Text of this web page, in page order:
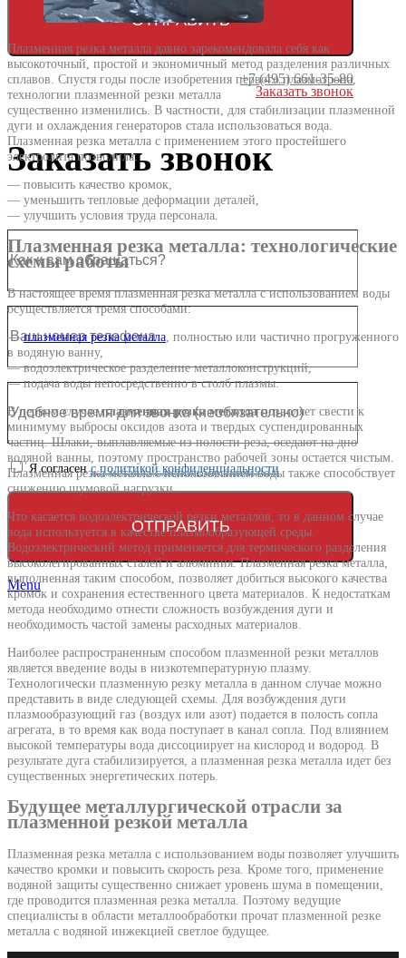
+7 (495) 661-35-80
Заказать звонок
Заказать звонок
Я согласенс политикой конфиденциальности
Menu
Плазменная резка металла давно зарекомендовала себя как
высокоточный, простой и экономичный метод разделения различных
сплавов. Спустя годы после изобретения первого плазмотрона,
технологии плазменной резки металла
существенно изменились. В частности, для стабилизации плазменной
дуги и охлаждения генераторов стала использоваться вода.
Плазменная резка металла с применением этого простейшего
электролита позволила:
— повысить качество кромок,
— уменьшить тепловые деформации деталей,
— улучшить условия труда персонала.
Плазменная резка металла: технологические
схемы работы
В настоящее время плазменная резка металла с использованием воды
осуществляется тремя способами:
—плазменная резка металла , полностью или частично прогруженного
в водяную ванну,
— водоэлектрическое разделение металлоконструкций,
— подача воды непосредственно в столб плазмы.
В первом случаеплазменная резка металлапозволяет свести к
минимуму выбросы оксидов азота и твердых суспендированных
частиц. Шлаки, выплавляемые из полости реза, оседают на дно
водяной ванны, поэтому пространство рабочей зоны остается чистым.
Плазменная резка металла с использованием воды также способствует
снижению шумовой нагрузки.
Что касается водоэлектрической резки металлов, то в данном случае
вода используется в качестве плазмообразующей среды.
Водоэлектрический метод применяется для термического разделения
высоколегированных сталей и алюминия. Плазменная резка металла,
выполненная таким способом, позволяет добиться высокого качества
кромок и сохранения естественного цвета материалов. К недостаткам
метода необходимо отнести сложность возбуждения дуги и
необходимость частой замены расходных материалов.
Наиболее распространенным способом плазменной резки металлов
является введение воды в низкотемпературную плазму.
Технологически плазменную резку металла в данном случае можно
представить в виде следующей схемы. Для возбуждения дуги
плазмообразующий газ (воздух или азот) подается в полость сопла
агрегата, в то время как вода поступает в канал сопла. Под влиянием
высокой температуры вода диссоциирует на кислород и водород. В
результате дуга стабилизируется, а плазменная резка металла идет без
существенных энергетических потерь.
Будущее металлургической отрасли за
плазменной резкой металла
Плазменная резка металла с использованием воды позволяет улучшить
качество кромки и повысить скорость реза. Кроме того, применение
водяной защиты существенно снижает уровень шума в помещении,
где проводится плазменная резка металла. Поэтому ведущие
специалисты в области металлообработки прочат плазменной резке
металла с водяной инжекцией светлое будущее.